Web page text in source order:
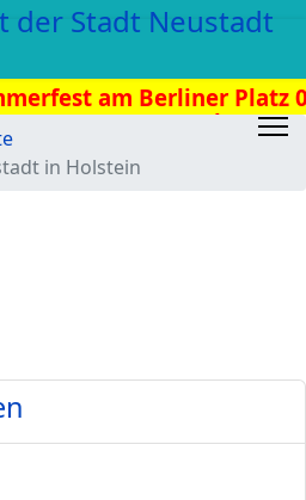
am Berliner Platz
Uhr
in Holstein